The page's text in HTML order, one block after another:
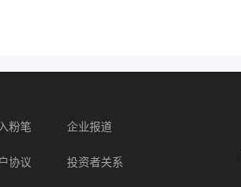
粉笔 企业报道
协议 投资者关系